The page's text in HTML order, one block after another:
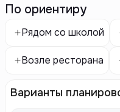
По ориентиру
Рядом со школой
Возле ресторана
Варианты